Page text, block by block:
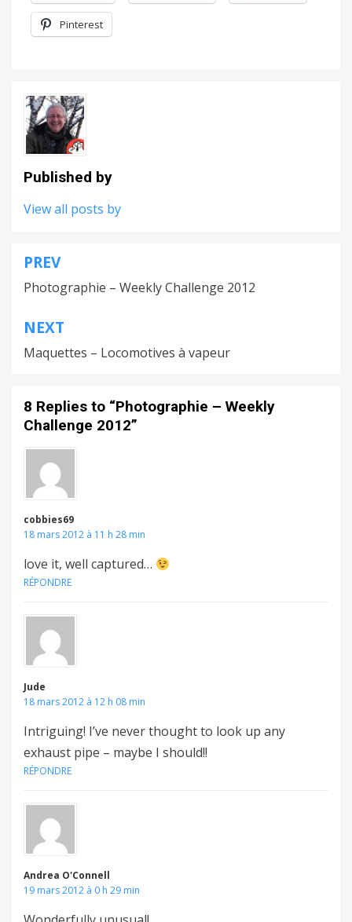
Pinterest
Published by
View all posts by
Navigation
de
l’article
PREV
Photographie – Weekly Challenge 2012
NEXT
Maquettes – Locomotives à vapeur
8 Replies to “Photographie – Weekly
Challenge 2012”
cobbies69
18 mars 2012 à 11 h 28 min
love it, well captured…
RÉPONDRE
Jude
18 mars 2012 à 12 h 08 min
Intriguing! I’ve never thought to look up any
exhaust pipe – maybe I should!!
RÉPONDRE
Andrea O'Connell
19 mars 2012 à 0 h 29 min